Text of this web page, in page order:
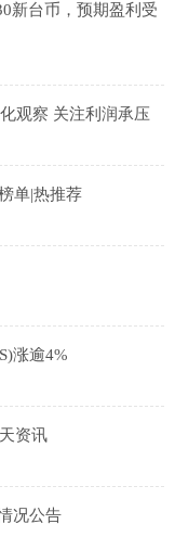
新台币，预期盈利受
观察 关注利润承压
单|热推荐
涨逾4%
资讯
况公告